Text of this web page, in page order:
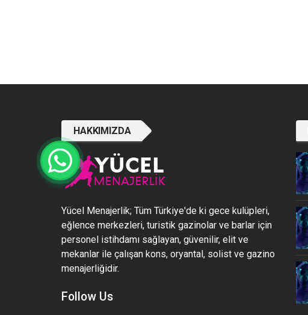
HAKKIMIZDA
Yücel Menajerlik; Tüm Türkiye'de ki gece kulüpleri,
eğlence merkezleri, turistik gazinolar ve barlar için
personel istihdamı sağlayan, güvenilir, elit ve
mekanlar ile çalışan kons, oryantal, solist ve gazino
menajerliğidir.
Follow Us